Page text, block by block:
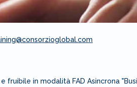
in modalità FAD Asincrona